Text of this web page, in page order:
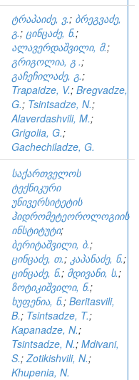
ტრაპაიძე, ვ.; ბრეგვაძე,
გ.; ცინცაძე, ნ.;
ალავერდაშვილი, მ.;
გრიგოლია, გ .;
გაჩეჩილაძე, გ.;
Trapaidze, V.; Bregvadze,
G.; Tsintsadze, N.;
Alaverdashvili, M.;
Grigolia, G.;
Gachechiladze, G.
საქართველოს
ტექნიკური
უნივერსიტეტის
ჰიდრომეტეოროლოგიის
ინსტიტუტი;
ბერიტაშვილი, ბ.;
ცინცაძე, თ.; კაპანაძე, ნ.;
ცინცაძე, ნ.; მდივანი, ს.;
ზოტიკიშვილი, ნ.;
ხუფენია, ნ.; Beritasvili,
B.; Tsintsadze, T.;
Kapanadze, N.;
Tsintsadze, N.; Mdivani,
S.;Zotikishvili, N.;
Khupenia, N.